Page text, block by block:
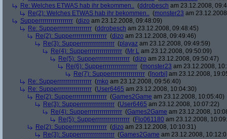
Re: Welches ETWAS hab ihr bekommen.. (ddrobesch am 23.12.2008,
Re(2): Welches ETWAS hab ihr bekommen.. (monster23 am
Supperrrrrrrrrrrrrrrrr (dizo am 23.12.2008, 09:48:09)
Re: Supperrrrrrrrrrrrrrrrr (ddrobesch am 23.12.2008, 09:48:45)
Re(2): Supperrrrrrrrrrrrrrrrr (dizo am 23.12.2008, 09:49:46)
Re(3): Supperrrrrrrrrrrrrrrrr (playaz am 23.12.2008, 09:49:59)
Re(4): Supperrrrrrrrrrrrrrrrr (Mr L am 23.12.2008, 09:50:09)
Re(5): Supperrrrrrrrrrrrrrrrr (dizo am 23.12.2008, 09:50:47)
Re(6): Supperrrrrrrrrrrrrrrrr (monster23 am 23.12.2008,
Re(7): Supperrrrrrrrrrrrrrrrr ([norbi] am 23.12.2008,
Re: Supperrrrrrrrrrrrrrrrr (mko am 23.12.2008, 09:56:40)
Re: Supperrrrrrrrrrrrrrrrr (User6465 am 23.12.2008, 10:04:30)
Re(2): Supperrrrrrrrrrrrrrrrr (Games2Game am 23.12.2008, 10:05:40)
Re(3): Supperrrrrrrrrrrrrrrrr (User6465 am 23.12.2008, 10:07:22)
Re(4): Supperrrrrrrrrrrrrrrrr (Games2Game am 23.12.2008,
Re(5): Supperrrrrrrrrrrrrrrrr (Flo061180 am 23.12.2008,
Re(2): Supperrrrrrrrrrrrrrrrr (dizo am 23.12.2008, 10:10:31)
Re(3): Supperrrrrrrrrrrrrrrrr (Games2Game am 23.12.2008,